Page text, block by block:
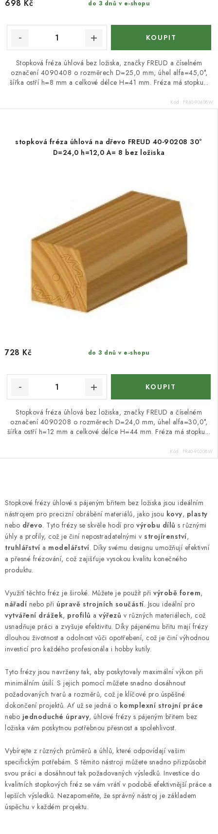
do 3 dnů v e-shopu
698 Kč
Stopková fréza úhlová bez ložiska, značky FREUD a číselném
označení 4090408 o rozměrech D=25,0 mm, úhel alfa=45,0°,
šířka ostří h=8 mm a celkové délce H=41 mm. Fréza má stopku...
Kód: FR40-90408W
stopková fréza úhlová na dřevo FREUD 40-90208 30°
D=24,0 h=12,0 A= 8 bez ložiska
do 3 dnů v e-shopu
728 Kč
Stopková fréza úhlová bez ložiska, značky FREUD a číselném
označení 4090208 o rozměrech D=24,0 mm, úhel alfa=30,0°,
šířka ostří h=12 mm a celkové délce H=44 mm. Fréza má stopku...
Kód: FR40-90208W
v
l
á
d
a
c
í
p
r
v
k
y
v
p
i
s
u
Stopkové frézy úhlové s pájeným břitem bez ložiska jsou ideálním
nástrojem pro precizní obrábění materiálů, jako jsou kovy, plasty
nebo dřevo. Tyto frézy se skvěle hodí pro výrobu dílů s různými
úhly a profily, což je činí nepostradatelnými v strojírenství,
truhlářství a modelářství. Díky svému designu umožňují efektivní
a přesné frézování, což zajišťuje vysokou kvalitu konečného
produktu.
Využití těchto fréz je široké. Můžete je použít při výrobě forem,
nářadí nebo při úpravě strojních součástí. Jsou ideální pro
vytváření drážek, profilů a výřezů v různých materiálech, což
usnadňuje práci a zvyšuje efektivitu. Díky pájenému břitu mají frézy
dlouhou životnost a odolnost vůči opotřebení, což je činí výhodnou
investicí pro každého profesionála i hobby kutily.
Tyto frézy jsou navrženy tak, aby poskytovaly maximální výkon při
minimálním úsilí. S jejich pomocí můžete snadno dosáhnout
požadovaných tvarů a rozměrů, což je klíčové pro úspěšné
dokončení projektů. Ať už se jedná o komplexní strojní práce
nebo jednoduché úpravy, úhlové frézy s pájeným břitem bez
ložiska vám poskytnou potřebnou přesnost a spolehlivost.
Vybírejte z různých průměrů a úhlů, které odpovídají vašim
specifickým potřebám. S těmito nástroji můžete snadno přizpůsobit
svou práci a dosáhnout tak požadovaných výsledků. Investice do
kvalitních stopkových fréz se vám vrátí v podobě efektivnější práce a
lepších výsledků. Nezapomeňte, že správný nástroj je základem
úspěchu v každém projektu.